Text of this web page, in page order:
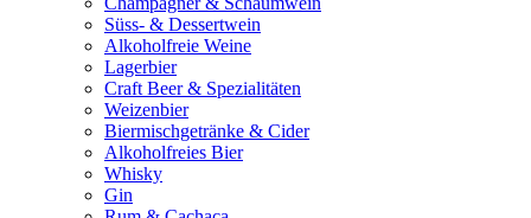
Süss- & Dessertwein
Alkoholfreie Weine
Lagerbier
Craft Beer & Spezialitäten
Weizenbier
Biermischgetränke & Cider
Alkoholfreies Bier
Whisky
Gin